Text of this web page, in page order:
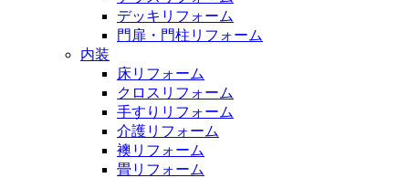
デッキリフォーム
門扉・門柱リフォーム
内装
床リフォーム
クロスリフォーム
手すりリフォーム
介護リフォーム
襖リフォーム
畳リフォーム